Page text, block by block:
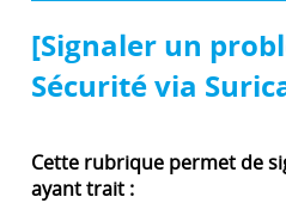
[Signaler un
Sécurité via
Cette rubrique permet de
ayant trait :